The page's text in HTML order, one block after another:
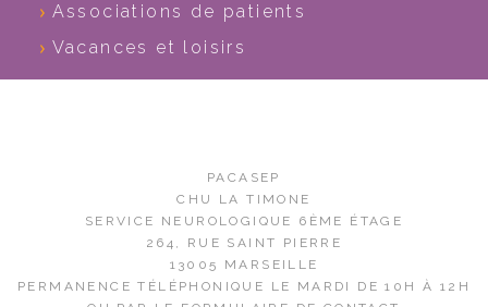
Associations de patients
Vacances et loisirs
PACASEP
CHU LA TIMONE
SERVICE NEUROLOGIQUE 6ÈME ÉTAGE
264, RUE SAINT PIERRE
13005 MARSEILLE
PERMANENCE TÉLÉPHONIQUE LE MARDI DE 10H À 12H